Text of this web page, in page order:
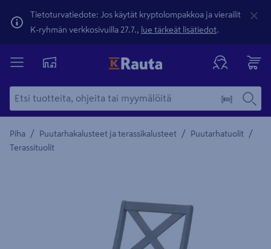
Tietoturvatiedote: Jos käytät kryptolompakkoa ja vierailit
K-ryhmän verkkosivuilla 27.7., lue tärkeät lisätiedot.
Piha / Puutarhakalusteet ja terassikalusteet / Puutarhatuolit /
Terassituolit
Yksityiskohtainen kuvaus löytyy Tuotteen kuvaus -